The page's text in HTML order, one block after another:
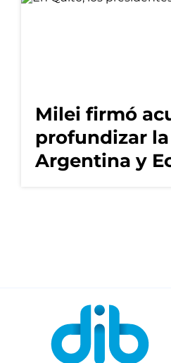
Milei firmó
profundizar
Argentina y